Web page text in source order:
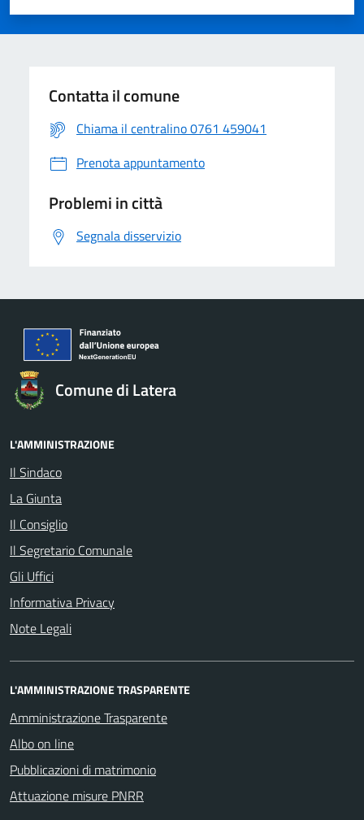
Contatta il comune
Chiama il centralino 0761 459041
Prenota appuntamento
Problemi in città
Segnala disservizio
Comune di Latera
L'AMMINISTRAZIONE
Il Sindaco
La Giunta
Il Consiglio
Il Segretario Comunale
Gli Uffici
Informativa Privacy
Note Legali
L'AMMINISTRAZIONE TRASPARENTE
Amministrazione Trasparente
Albo on line
Pubblicazioni di matrimonio
Attuazione misure PNRR